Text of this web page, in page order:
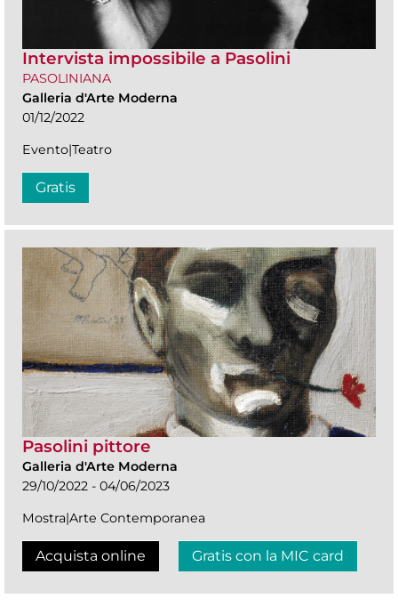
Intervista impossibile a Pasolini
PASOLINIANA
Galleria d'Arte Moderna
01/12/2022
Evento|Teatro
Gratis
Pasolini pittore
Galleria d'Arte Moderna
29/10/2022 - 04/06/2023
Mostra|Arte Contemporanea
Acquista online Gratis con la MIC card